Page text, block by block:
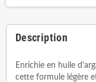
Description
Enrichie en huile
cette formule légère